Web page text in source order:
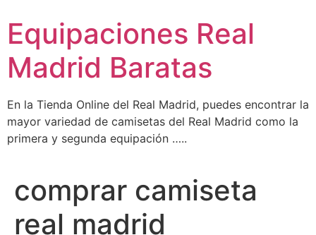
contenido
Equipaciones Real
Madrid Baratas
En la Tienda Online del Real Madrid, puedes encontrar la
mayor variedad de camisetas del Real Madrid como la
primera y segunda equipación …..
comprar camiseta
real madrid